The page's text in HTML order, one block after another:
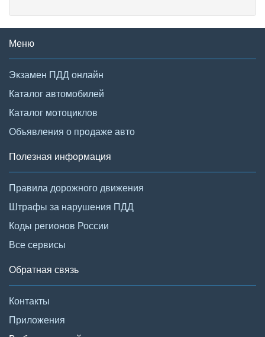
Меню
Экзамен ПДД онлайн
Каталог автомобилей
Каталог мотоциклов
Объявления о продаже авто
Полезная информация
Правила дорожного движения
Штрафы за нарушения ПДД
Коды регионов России
Все сервисы
Обратная связь
Контакты
Приложения